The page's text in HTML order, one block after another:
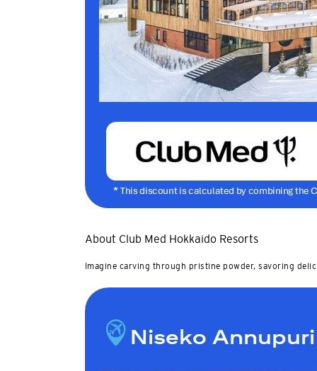
About Club Med Hokkaido Resorts
Imagine carving through pristine powder, savoring